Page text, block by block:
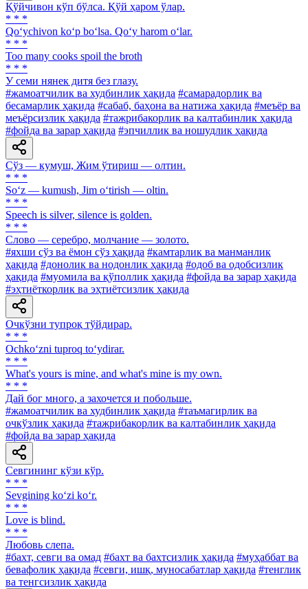
Қўйчивон кўп бўлса. Қўй ҳаром ўлар.
* * *
Qo‘ychivon ko‘p bo‘lsa. Qo‘y harom o‘lar.
* * *
Too many cooks spoil the broth
* * *
У семи нянек дитя без глазу.
#жамоатчилик ва худбинлик ҳақида #самарадорлик ва
бесамарлик ҳақида #сабаб, баҳона ва натижа ҳақида #меъёр ва
меъёрсизлик ҳақида #тажрибакорлик ва калтабинлик ҳақида
#фойда ва зарар ҳақида #эпчиллик ва ношудлик ҳақида
Сўз — кумуш, Жим ўтириш — олтин.
* * *
So‘z — kumush, Jim o‘tirish — oltin.
* * *
Speech is silver, silence is golden.
* * *
Слово — серебро, молчание — золото.
#яхши сўз ва ёмон сўз ҳақида #камтарлик ва манманлик
ҳақида #донолик ва нодонлик ҳақида #одоб ва одобсизлик
ҳақида #муомила ва қўполлик ҳақида #фойда ва зарар ҳақида
#эҳтиёткорлик ва эҳтиётсизлик ҳақида
Очкўзни тупроқ тўйдирар.
* * *
Ochko‘zni tuproq to‘ydirar.
* * *
What's yours is mine, and what's mine is my own.
* * *
Дай бог много, а захочется и побольше.
#жамоатчилик ва худбинлик ҳақида #таъмагирлик ва
очкўзлик ҳақида #тажрибакорлик ва калтабинлик ҳақида
#фойда ва зарар ҳақида
Севгининг кўзи кўр.
* * *
Sevgining ko‘zi ko‘r.
* * *
Love is blind.
* * *
Любовь слепа.
#бахт, севги ва омад #бахт ва бахтсизлик ҳақида #муҳаббат ва
бевафолик ҳақида #севги, ишқ, муносабатлар ҳақида #тенглик
ва тенгсизлик ҳақида